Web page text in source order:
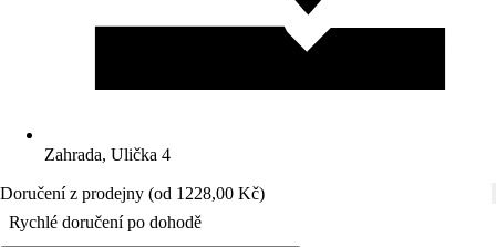
Zahrada, Ulička 4
Doručení z prodejny (od 1228,00 Kč)
Rychlé doručení po dohodě